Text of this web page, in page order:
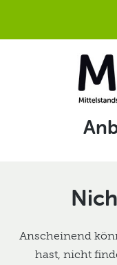
Anscheinend
hast, nicht